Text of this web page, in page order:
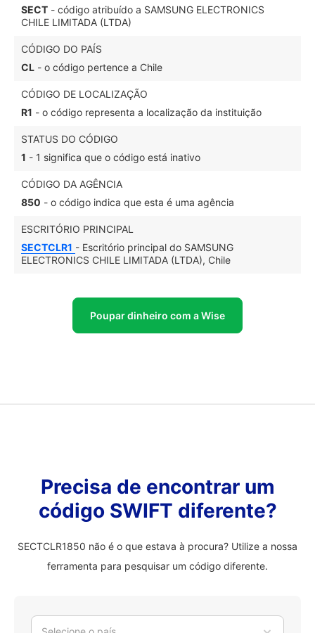
SECT - código atribuído a SAMSUNG ELECTRONICS
CHILE LIMITADA (LTDA)
CÓDIGO DO PAÍS
CL - o código pertence a Chile
CÓDIGO DE LOCALIZAÇÃO
R1 - o código representa a localização da instituição
STATUS DO CÓDIGO
1 - 1 significa que o código está inativo
CÓDIGO DA AGÊNCIA
850 - o código indica que esta é uma agência
ESCRITÓRIO PRINCIPAL
SECTCLR1 - Escritório principal do SAMSUNG
ELECTRONICS CHILE LIMITADA (LTDA), Chile
Poupar dinheiro com a Wise
Precisa de encontrar um
código SWIFT diferente?
SECTCLR1850 não é o que estava à procura? Utilize a nossa
ferramenta para pesquisar um código diferente.